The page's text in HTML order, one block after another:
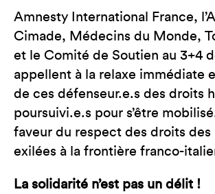
Amnesty International France,
Cimade, Médecins du Monde,
et le Comité de Soutien au 3+4
appellent à la relaxe immédiate
de ces défenseur.e.s des droits
poursuivi.e.s pour s’être
faveur du respect des droits des
exilées à la frontière franco-
La solidarité n’est pas un délit !